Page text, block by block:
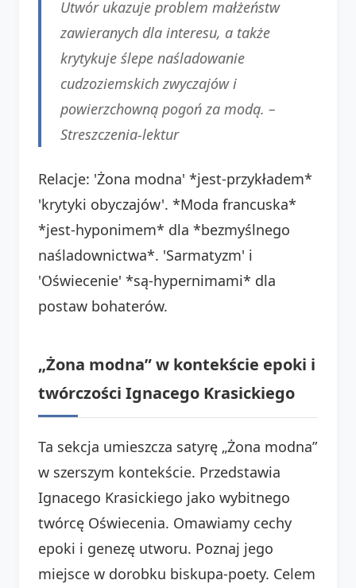
Utwór ukazuje problem małżeństw
zawieranych dla interesu, a także
krytykuje ślepe naśladowanie
cudzoziemskich zwyczajów i
powierzchowną pogoń za modą. –
Streszczenia-lektur
Relacje: 'Żona modna' *jest-przykładem*
'krytyki obyczajów'. *Moda francuska*
*jest-hyponimem* dla *bezmyślnego
naśladownictwa*. 'Sarmatyzm' i
'Oświecenie' *są-hypernimami* dla
postaw bohaterów.
„Żona modna” w kontekście epoki i
twórczości Ignacego Krasickiego
Ta sekcja umieszcza satyrę „Żona modna”
w szerszym kontekście. Przedstawia
Ignacego Krasickiego jako wybitnego
twórcę Oświecenia. Omawiamy cechy
epoki i genezę utworu. Poznaj jego
miejsce w dorobku biskupa-poety. Celem